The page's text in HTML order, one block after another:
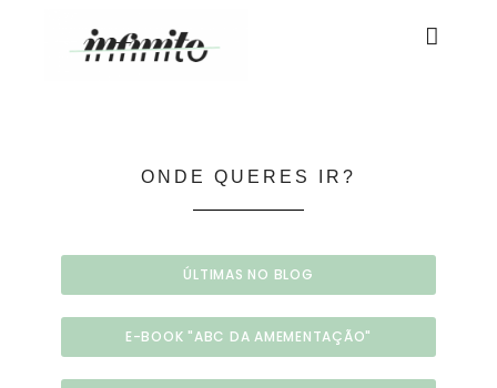
ONDE QUERES IR?
ÚLTIMAS NO BLOG
E-BOOK "ABC DA AMEMENTAÇÃO"